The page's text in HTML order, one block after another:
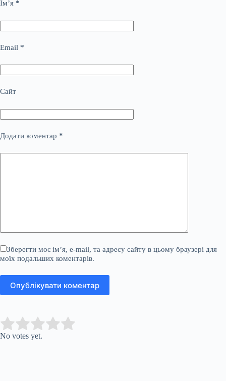
Ім’я *
Email *
Сайт
Додати коментар *
Зберегти моє ім’я, e-mail, та адресу сайту в цьому браузері для
моїх подальших коментарів.
Опублікувати коментар
Rate this item:
No votes yet.